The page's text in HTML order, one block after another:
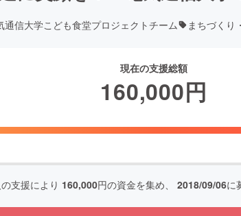
通信大学こども食堂プロジェクトチーム まちづくり
現在の支援総額
160,000円
の支援により 160,000円の資金を集め、 2018/09/06に